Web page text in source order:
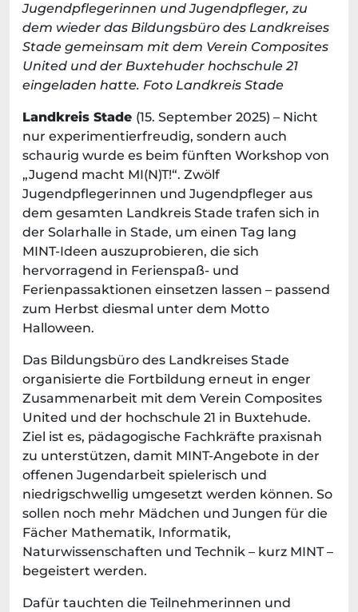
Jugendpflegerinnen und Jugendpfleger, zu
dem wieder das Bildungsbüro des Landkreises
Stade gemeinsam mit dem Verein Composites
United und der Buxtehuder hochschule 21
eingeladen hatte. Foto Landkreis Stade
Landkreis Stade (15. September 2025) – Nicht
nur experimentierfreudig, sondern auch
schaurig wurde es beim fünften Workshop von
„Jugend macht MI(N)T!“. Zwölf
Jugendpflegerinnen und Jugendpfleger aus
dem gesamten Landkreis Stade trafen sich in
der Solarhalle in Stade, um einen Tag lang
MINT-Ideen auszuprobieren, die sich
hervorragend in Ferienspaß- und
Ferienpassaktionen einsetzen lassen – passend
zum Herbst diesmal unter dem Motto
Halloween.
Das Bildungsbüro des Landkreises Stade
organisierte die Fortbildung erneut in enger
Zusammenarbeit mit dem Verein Composites
United und der hochschule 21 in Buxtehude.
Ziel ist es, pädagogische Fachkräfte praxisnah
zu unterstützen, damit MINT-Angebote in der
offenen Jugendarbeit spielerisch und
niedrigschwellig umgesetzt werden können. So
sollen noch mehr Mädchen und Jungen für die
Fächer Mathematik, Informatik,
Naturwissenschaften und Technik – kurz MINT –
begeistert werden.
Dafür tauchten die Teilnehmerinnen und